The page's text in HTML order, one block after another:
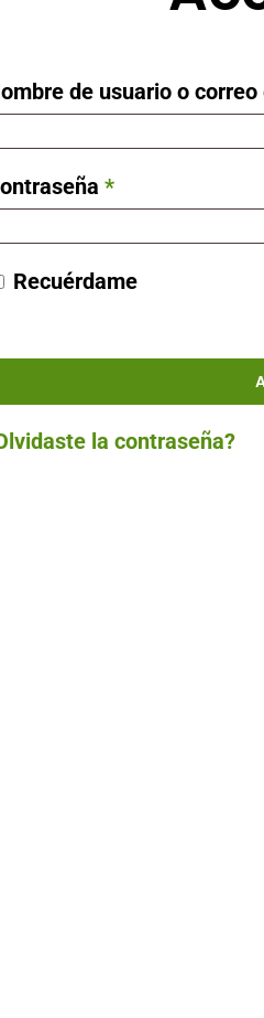
de usuario o
*Obligatorio
Recuérdame
la contraseña?